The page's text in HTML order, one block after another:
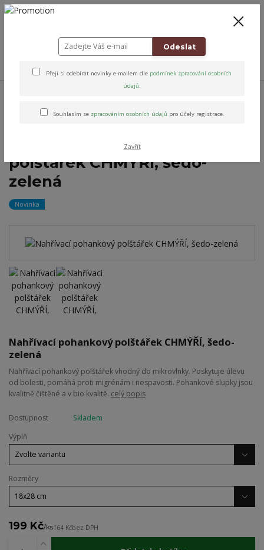
+420 778 743 310
Relaxační nahřívací polštářky
Nahřívací pohankový
polštářek CHMÝŘÍ, šedo-
zelená
Novinka
Nahřívací pohankový polštářek CHMÝŘÍ, šedo-
zelená
Nahřívací pohankový polštářek vhodný do mikrovlnky. Poskytuje úlevu
od bolesti, pomáhá proti migrénám i nespavosti. Pohankové slupky jsou
kvalitně čištěné a v bio kvalitě. celý popis
Dostupnost
Skladem
Výplň
Rozměry
199 Kč/ks164 Kčbez DPH
Odeslat
Přeji si odebírat novinky e-mailem dle podmínek zpracování osobních
údajů.
Souhlasím se zpracováním osobních údajů pro účely registrace.
Zavřít